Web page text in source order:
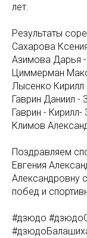
лет.
Результаты
Сахарова
Азимова Дарья
Циммерман
Лысенко Кирилл
Гаврин Даниил -
Гаврин - Кирилл-
Климов
Поздравляем
Евгения
Александровну
побед и
#дзюдо